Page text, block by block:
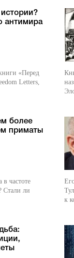
антимира
«Перед
Letters,
более
приматы
в частоте
Стали ли
к